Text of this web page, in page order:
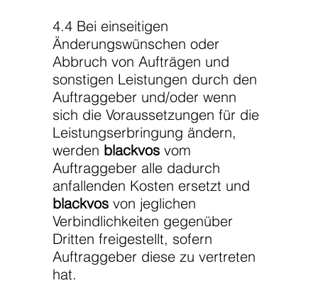
4.4 Bei einseitigen
Änderungswünschen oder
Abbruch von Aufträgen und
sonstigen Leistungen durch den
Auftraggeber und/oder wenn
sich die Voraussetzungen für die
Leistungserbringung ändern,
werden blackvos vom
Auftraggeber alle dadurch
anfallenden Kosten ersetzt und
blackvos von jeglichen
Verbindlichkeiten gegenüber
Dritten freigestellt, sofern
Auftraggeber diese zu vertreten
hat.